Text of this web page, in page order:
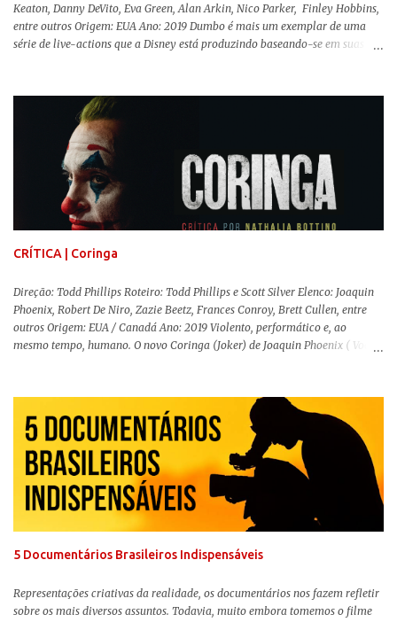
Keaton, Danny DeVito, Eva Green, Alan Arkin, Nico Parker, Finley Hobbins,
entre outros Origem: EUA Ano: 2019 Dumbo é mais um exemplar de uma
série de live-actions que a Disney está produzindo baseando-se em suas
remake , já que a história do elefantinho voador foi reinventada de forma
mais realista, se adequando perfeitamente a proposta. Não há animais
falantes, por exemplo, mas nem por isso o tom lúdico e infantil é deixado
de lado. Apesar da relevância histórica, o filme supera a animação original
em termos visuais e narrativos, , superando a animação original em termos
visuais e narrativos. A história começa quando o pai das crianças, Holt
Ferrier (Colin Farrell), uma ex-estrela de circo, volta da guerra e se depara
com os filhos de...
CRÍTICA | Coringa
Direção: Todd Phillips Roteiro: Todd Phillips e Scott Silver Elenco: Joaquin
Phoenix, Robert De Niro, Zazie Beetz, Frances Conroy, Brett Cullen, entre
outros Origem: EUA / Canadá Ano: 2019 Violento, performático e, ao
mesmo tempo, humano. O novo Coringa (Joker) de Joaquin Phoenix ( Você
Comics . É importante ressaltar que este não é um filme de herói. E muito
menos de vilão. O longa de Todd Phillips (Se Beber, Não Case!) segue uma
trajetória profunda do reflexo da corrupção da sociedade na vida de um ser
humano, capaz de causar perturbação e desconforto do inicio ao fim da
projeção, e por mais um bom tempo após deixar o cinema. Trata-se de
uma obra difícil de ser "digerida", pois lida com temas sensíveis, como
abuso, doença mental, bullying e violência física. Todo esse turbilhão de
5 Documentários Brasileiros Indispensáveis
Representações criativas da realidade, os documentários nos fazem refletir
sobre os mais diversos assuntos. Todavia, muito embora tomemos o filme